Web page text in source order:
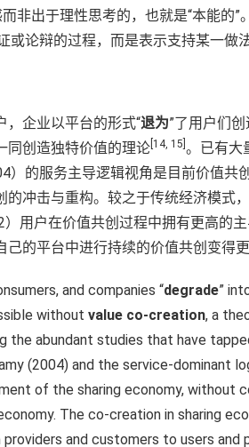
非出于理性思考的，也就是“本能的”
或论辩的过程，而是表示支持某一做
企业以平台的形式“退为”了用户们
同创造独特价值的理论 [14, 15] 。已有大
）的服务主导逻辑视角是目前价值
冲击与重构。较之于传统经济模式
）用户在价值共创过程中拥有更高的
的平台中进行持续的价值共创变得更
and companies “degrade”
without value co-creation, a
the abundant studies that have
(2004) and the service-dominant
of the sharing economy,
The co-creation in sharing
and customers to users and